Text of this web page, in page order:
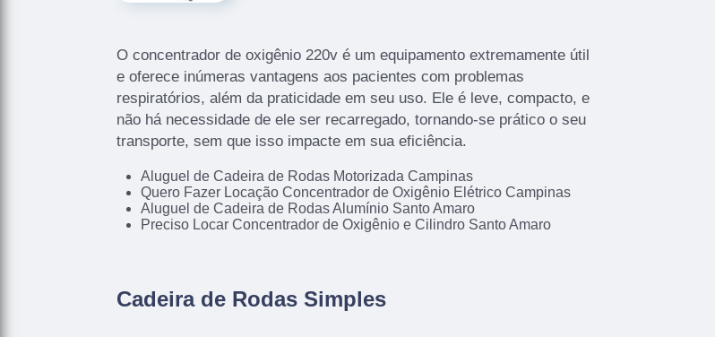
O concentrador de oxigênio 220v é um equipamento extremamente útil
e oferece inúmeras vantagens aos pacientes com problemas
respiratórios, além da praticidade em seu uso. Ele é leve, compacto, e
não há necessidade de ele ser recarregado, tornando-se prático o seu
transporte, sem que isso impacte em sua eficiência.
Aluguel de Cadeira de Rodas Motorizada Campinas
Quero Fazer Locação Concentrador de Oxigênio Elétrico Campinas
Aluguel de Cadeira de Rodas Alumínio Santo Amaro
Preciso Locar Concentrador de Oxigênio e Cilindro Santo Amaro
Cadeira de Rodas Simples